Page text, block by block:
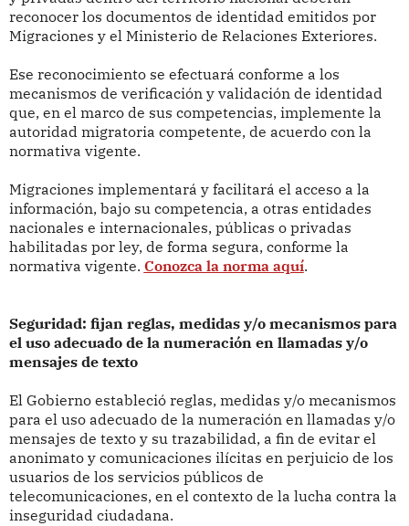
reconocer los documentos de identidad emitidos por
Migraciones y el Ministerio de Relaciones Exteriores.
Ese reconocimiento se efectuará conforme a los
mecanismos de verificación y validación de identidad
que, en el marco de sus competencias, implemente la
autoridad migratoria competente, de acuerdo con la
normativa vigente.
Migraciones implementará y facilitará el acceso a la
información, bajo su competencia, a otras entidades
nacionales e internacionales, públicas o privadas
habilitadas por ley, de forma segura, conforme la
normativa vigente. Conozca la norma aquí.
Seguridad: fijan reglas, medidas y/o mecanismos para
el uso adecuado de la numeración en llamadas y/o
mensajes de texto
El Gobierno estableció reglas, medidas y/o mecanismos
para el uso adecuado de la numeración en llamadas y/o
mensajes de texto y su trazabilidad, a fin de evitar el
anonimato y comunicaciones ilícitas en perjuicio de los
usuarios de los servicios públicos de
telecomunicaciones, en el contexto de la lucha contra la
inseguridad ciudadana.